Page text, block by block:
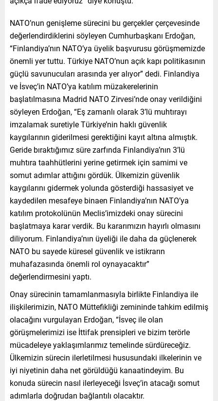
NATO’nun genişleme sürecini bu gerçekler çerçevesinde
değerlendirdiklerini söyleyen Cumhurbaşkanı Erdoğan,
“Finlandiya’nın NATO’ya üyelik başvurusu görüşmemizde
önemli yer tuttu. Türkiye NATO’nun açık kapı politikasının
güçlü savunucuları arasında yer alıyor” dedi. Finlandiya
ve İsveç’in NATO’ya katılım müzakerelerinin
başlatılmasına Madrid NATO Zirvesi’nde onay verildiğini
söyleyen Erdoğan, “Eş zamanlı olarak 3’lü muhtırayı
imzalamak suretiyle Türkiye’nin haklı güvenlik
kaygılarının giderilmesi gerektiğini kayıt altına almıştık.
Geride bıraktığımız süre zarfında Finlandiya’nın 3’lü
muhtıra taahhütlerini yerine getirmek için samimi ve
somut adımlar attığını gördük. Ülkemizin güvenlik
kaygılarını gidermek yolunda gösterdiği hassasiyet ve
kaydedilen mesafeye binaen Finlandiya’nın NATO’ya
katılım protokolünün Meclis’imizdeki onay sürecini
başlatmaya karar verdik. Bu kararımızın hayırlı olmasını
diliyorum. Finlandiya’nın üyeliği ile daha da güçlenerek
NATO bu sayede küresel güvenlik ve istikrarın
muhafazasında önemli rol oynayacaktır”
değerlendirmesini yaptı.
Onay sürecinin tamamlanmasıyla birlikte Finlandiya ile
ilişkilerimizin, NATO Müttefikliği zemininde tahkim edilmiş
olacağını vurgulayan Erdoğan, “İsveç ile olan
görüşmelerimizi ise İttifak prensipleri ve bizim terörle
mücadeleye yaklaşımlarımız temelinde sürdüreceğiz.
Ülkemizin sürecin ilerletilmesi hususundaki ilkelerinin ve
iyi niyetinin daha net görüldüğü kanaatindeyim. Bu
konuda sürecin nasıl ilerleyeceği İsveç’in atacağı somut
adımlarla doğrudan bağlantılı olacaktır.